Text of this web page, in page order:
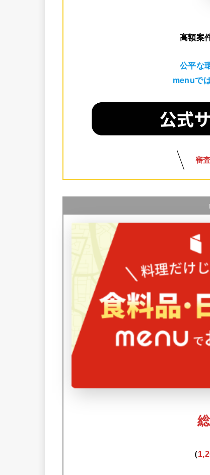
高額案
公平な
menuで
審
（